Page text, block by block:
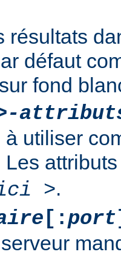
résultats
défaut
fond
utiliser
Les
>.
[:port